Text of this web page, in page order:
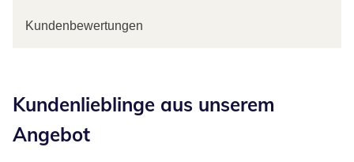
Kundenbewertungen
Kundenlieblinge aus unserem
Angebot